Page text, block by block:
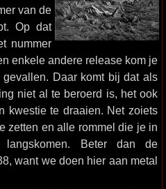
van de
Op dat
nummer
enkele andere release kom je
Daar komt bij dat als
niet al te beroerd is, het ook
kwestie te draaien. Net zoiets
zetten en alle rommel die je in
Beter dan de
want we doen hier aan metal